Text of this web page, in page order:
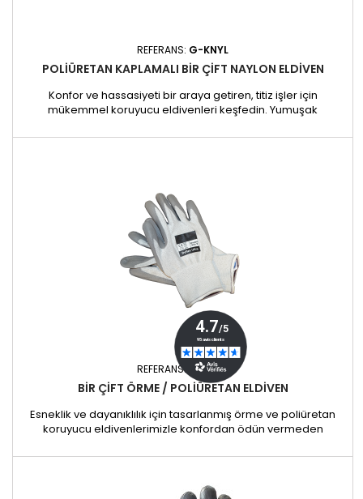
REFERANS: G-KNYL
POLIÜRETAN KAPLAMALI BIR ÇIFT NAYLON ELDIVEN
Konfor ve hassasiyeti bir araya getiren, titiz işler için
mükemmel koruyucu eldivenleri keşfedin. Yumuşak
sayesinde mükemmel el becerisi ve güvenli bir kavrama
REFERANS: G-POLY
BIR ÇIFT ÖRME / POLIÜRETAN ELDIVEN
Esneklik ve dayanıklılık için tasarlanmış örme ve poliüretan
koruyucu eldivenlerimizle konfordan ödün vermeden
sağlayarak aletlerin ve nesnelerin hassas bir şekilde
ortamlarda bile uzun süreli konfor ve el becerisi sağlar.